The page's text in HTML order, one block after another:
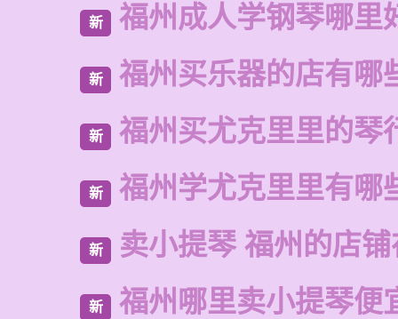
新 福州成人学钢琴哪里
新 福州买乐器的店有哪
新 福州买尤克里里的琴
新 福州学尤克里里有哪
新 卖小提琴 福州的店
新 福州哪里卖小提琴便